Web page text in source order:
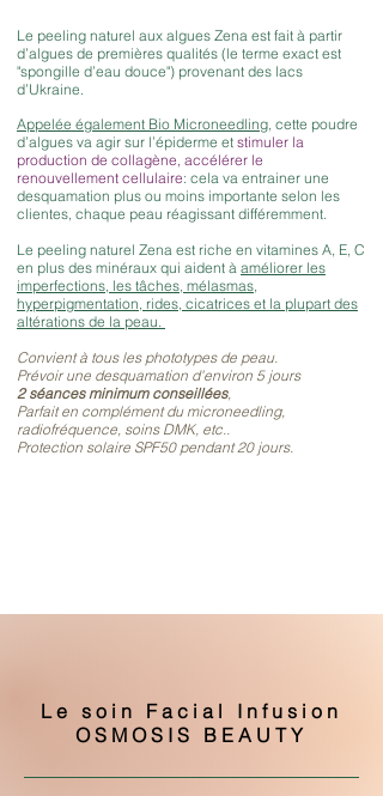
Le peeling naturel aux algues Zena est fait à partir
d’algues de premières qualités (le terme exact est
"spongille d’eau douce") provenant des lacs
d’Ukraine.
Appelée également Bio Microneedling, cette poudre
d’algues va agir sur l’épiderme et stimuler la
production de collagène, accélérer le
renouvellement cellulaire: cela va entrainer une
desquamation plus ou moins importante selon les
clientes, chaque peau réagissant différemment.
Le peeling naturel Zena est riche en vitamines A, E, C
en plus des minéraux qui aident à améliorer les
imperfections, les tâches, mélasmas,
hyperpigmentation, rides, cicatrices et la plupart des
altérations de la peau.
Convient à tous les phototypes de peau.
Prévoir une desquamation d'environ 5 jours
2 séances minimum conseillées,
Parfait en complément du microneedling,
radiofréquence, soins DMK, etc..
Protection solaire SPF50 pendant 20 jours.
Le soin Facial Infusion
OSMOSIS BEAUTY